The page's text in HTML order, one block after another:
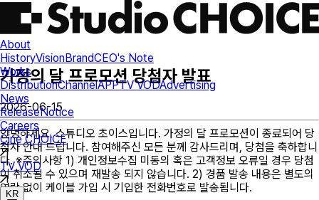
About
HistoryVisionBrandCEO's Note
Works
DistributionChannelAPPTV VODAdvertising
News
ReleaseNotice
Careers
Cine CHOICE
TV VOD
KR
가정의 달 프로모션 당첨자 발표
2026-06-15
안녕하세요, 스튜디오 초이스입니다. 가정의 달 프로모션이 종료되어 당
첨자 안내 드립니다. 참여해주신 모든 분께 감사드리며, 당첨을 축하합니
다. ※주의사항 1) 개인정보수집 미동의 혹은 고객정보 오류일 경우 당첨
이 취소될 수 있으며 재발송 되지 않습니다. 2) 경품 발송 내용은 별도의
연락 없이 케이블 가입 시 기입한 전화번호로 발송됩니다.